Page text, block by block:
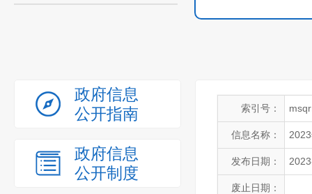
政府信息
公开指南
政府信息
公开制度
索引号：
信息名称：
发布日期：
废止日期：